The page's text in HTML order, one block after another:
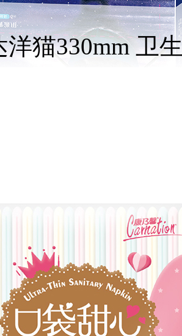
洋猫330mm 卫